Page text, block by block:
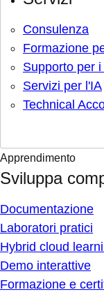
Consulenza
Formazione
Supporto per
Servizi per l'IA
Technical
Apprendimento
Sviluppa
Documentazione
Laboratori pratici
Hybrid cloud
Demo interattive
Formazione e